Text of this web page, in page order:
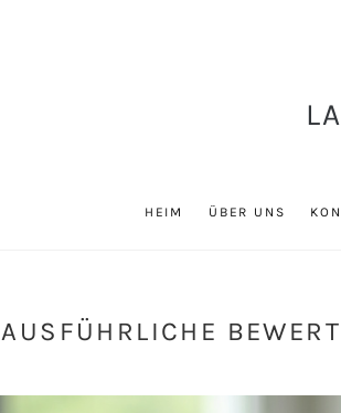
HEIM ÜBER UNS
AUSFÜHRLICHE